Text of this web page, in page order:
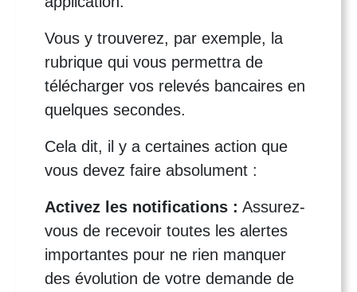
Vous y trouverez, par exemple, la
rubrique qui vous permettra de
télécharger vos relevés bancaires en
quelques secondes.
Cela dit, il y a certaines action que
vous devez faire absolument :
Activez les notifications : Assurez-
vous de recevoir toutes les alertes
importantes pour ne rien manquer
des évolution de votre demande de